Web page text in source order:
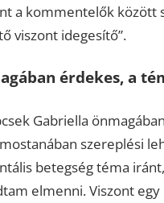
a kommentelők között
viszont idegesítő”.
érdekes, a
Gabriella
szereplési
betegség téma
elmenni. Viszont